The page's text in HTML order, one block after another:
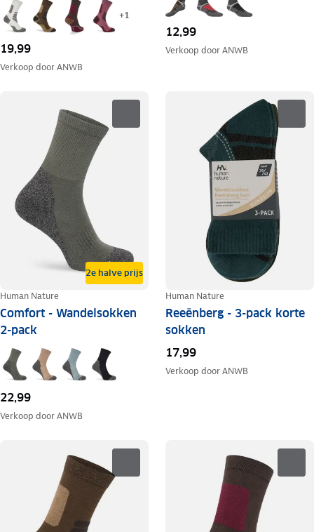
+1
19,99
Verkoop doorANWB
12,99
Verkoop doorANWB
2e halve prijs
Human Nature
Comfort - Wandelsokken
2-pack
22,99
Verkoop doorANWB
Human Nature
Reeënberg - 3-pack korte
sokken
17,99
Verkoop doorANWB